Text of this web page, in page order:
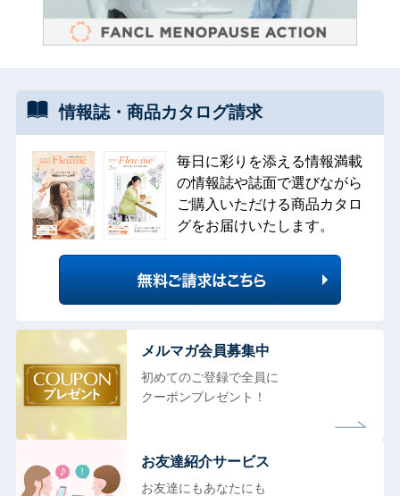
情報誌・ 商品カタログ請求
毎日に彩りを添える情報満載
の情報誌や誌面で選びながら
ご購入いただける商品カタロ
グをお届けいたします。
メルマガ会員募集中
初めてのご登録で全員に
クーポンプレゼント！
お友達紹介サービス
お友達にもあなたにも